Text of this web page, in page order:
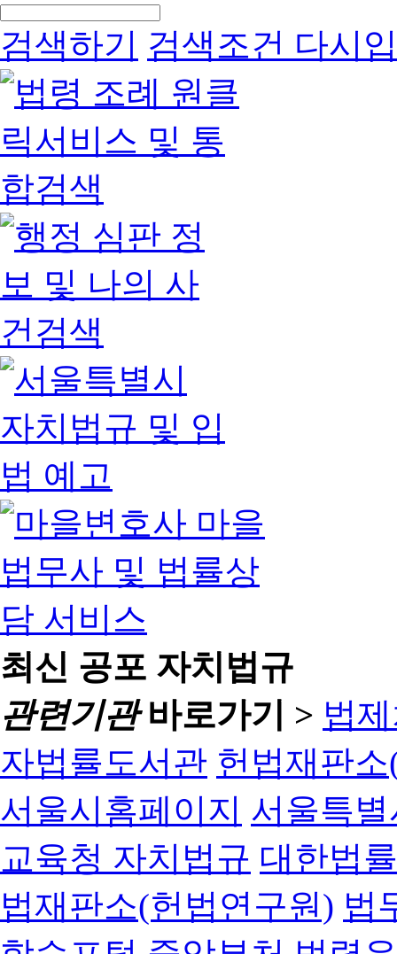
검색하기 검색조건 다시
최신 공포 자치법규
관련기관바로가기 > 법
자법률도서관 헌법재판
서울시홈페이지 서울특
교육청 자치법규 대한법
법재판소(헌법연구원) 법